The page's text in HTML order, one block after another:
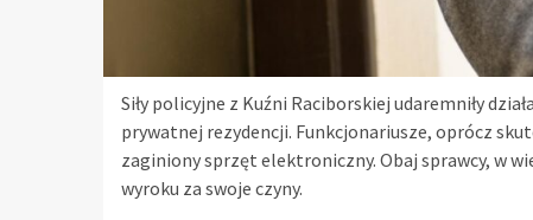
Siły policyjne z Kuźni Raciborskiej udaremniły
prywatnej rezydencji. Funkcjonariusze, oprócz
zaginiony sprzęt elektroniczny. Obaj sprawcy, w
wyroku za swoje czyny.